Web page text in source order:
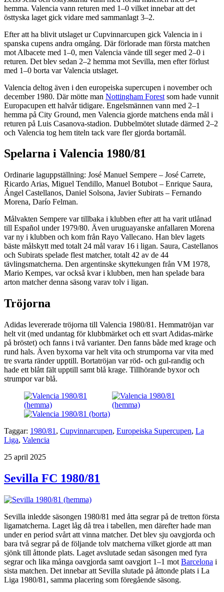
hemma. Valencia vann returen med 1–0 vilket innebar att det
östtyska laget gick vidare med sammanlagt 3–2.
Efter att ha blivit utslaget ur Cupvinnarcupen gick Valencia in i
spanska cupens andra omgång. Där förlorade man första matchen
mot Albacete med 1–0, men Valencia vände till seger med 2–0 i
returen. Det blev sedan 2–2 hemma mot Sevilla, men efter förlust
med 1–0 borta var Valencia utslaget.
Valencia deltog även i den europeiska supercupen i november och
december 1980. Där mötte man Nottingham Forest som hade vunnit
Europacupen ett halvår tidigare. Engelsmännen vann med 2–1
hemma på City Ground, men Valencia gjorde matchens enda mål i
returen på Luis Casanova-stadion. Dubbelmötet slutade därmed 2–2
och Valencia tog hem titeln tack vare fler gjorda bortamål.
Spelarna i Valencia 1980/81
Ordinarie laguppställning: José Manuel Sempere – José Carrete,
Ricardo Arias, Miguel Tendillo, Manuel Botubot – Enrique Saura,
Ángel Castellanos, Daniel Solsona, Javier Subirats – Fernando
Morena, Darío Felman.
Målvakten Sempere var tillbaka i klubben efter att ha varit utlånad
till Español under 1979/80. Även uruguayanske anfallaren Morena
var ny i klubben och kom från Rayo Vallecano. Han blev lagets
bäste målskytt med totalt 24 mål varav 16 i ligan. Saura, Castellanos
och Subirats spelade flest matcher, totalt 42 av de 44
tävlingsmatcherna. Den argentinske skyttekungen från VM 1978,
Mario Kempes, var också kvar i klubben, men han spelade bara
arton matcher denna säsong varav tolv i ligan.
Tröjorna
Adidas levererade tröjorna till Valencia 1980/81. Hemmatröjan var
helt vit (med undantag för klubbmärket och ett svart Adidas-märke
på bröstet) och fanns i två varianter. Den fanns både med krage och
rund hals. Även byxorna var helt vita och strumporna var vita med
tre svarta ränder upptill. Bortatröjan var röd- och gul-randig och
hade ett blått fält upptill samt blå krage. Tillhörande byxor och
strumpor var blå.
Taggar: 1980/81 , Cupvinnarcupen, Europeiska Supercupen, La
Liga, Valencia
Publicerat
25 april 2025
Sevilla FC 1980/81
Sevilla inledde säsongen 1980/81 med åtta segrar på de tretton första
ligamatcherna. Laget låg då trea i tabellen, men därefter hade man
under en period svårt att vinna matcher. Det blev sju oavgjorda och
bara två segrar på de följande tolv matcherna vilket gjorde att man
sjönk till åttonde plats. Laget avslutade sedan säsongen med fyra
segrar och lika många oavgjorda samt oavgjort 1–1 mot Barcelona i
sista matchen. Det innebar att Sevilla slutade på åttonde plats i La
Liga 1980/81, samma placering som föregående säsong.